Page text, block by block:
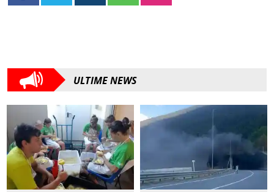
ULTIME NEWS